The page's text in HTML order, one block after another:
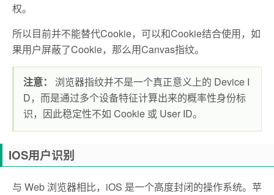
权。
所以目前并不能替代Cookie，可以和Cookie结合使用，如
果用户屏蔽了Cookie，那么用Canvas指纹。
注意：
浏览器指纹并不是一个真正意义上的 Device I
D，而是通过多个设备特征计算出来的概率性身份标
识，因此稳定性不如 Cookie 或 User ID。
IOS用户识别
与 Web 浏览器相比，iOS 是一个高度封闭的操作系统。苹